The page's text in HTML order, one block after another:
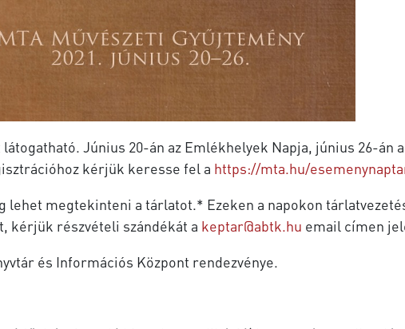
Június 20-án az Emlékhelyek Napja, június 26-án
kérjük keresse fel a https://mta.hu/
lehet megtekinteni a tárlatot.* Ezeken a napokon
kérjük részvételi szándékát a keptar@abtk.hu email címen
és Információs Központ rendezvénye.